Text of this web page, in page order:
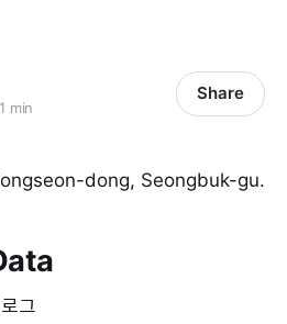
1 min
Share
dong, Seongbuk-gu.
그